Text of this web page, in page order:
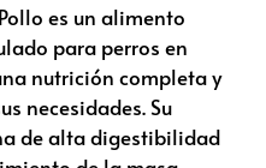
es un alimento
para perros en
nutrición completa y
necesidades. Su
de alta digestibilidad